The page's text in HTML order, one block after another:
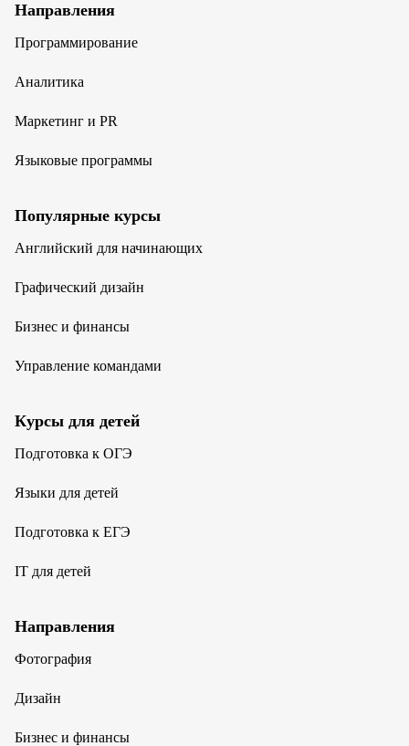
Направления
Программирование
Аналитика
Маркетинг и PR
Языковые программы
Популярные курсы
Английский для начинающих
Графический дизайн
Бизнес и финансы
Управление командами
Курсы для детей
Подготовка к ОГЭ
Языки для детей
Подготовка к ЕГЭ
IT для детей
Направления
Фотография
Дизайн
Бизнес и финансы